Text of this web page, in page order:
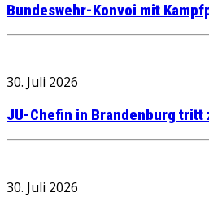
Bundeswehr-Konvoi mit
30. Juli 2026
JU-Chefin in Brandenburg tritt
30. Juli 2026